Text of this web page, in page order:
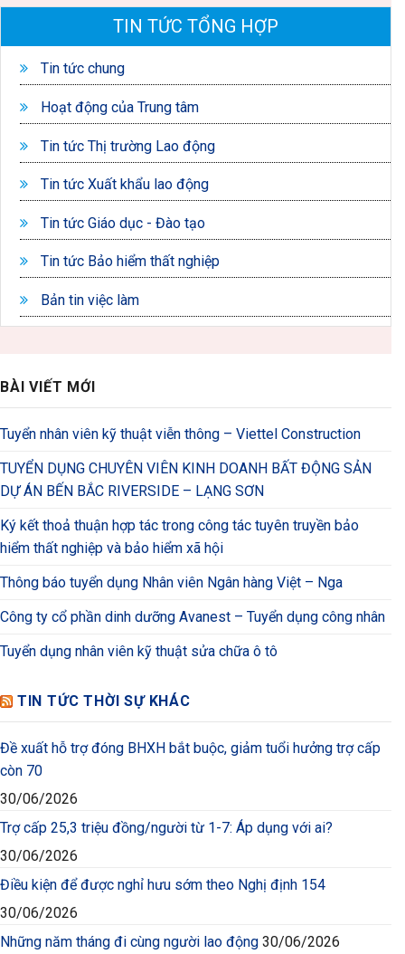
TIN TỨC TỔNG HỢP
Tin tức chung
Hoạt động của Trung tâm
Tin tức Thị trường Lao động
Tin tức Xuất khẩu lao động
Tin tức Giáo dục - Đào tạo
Tin tức Bảo hiểm thất nghiệp
Bản tin việc làm
BÀI VIẾT MỚI
Tuyển nhân viên kỹ thuật viễn thông – Viettel Construction
TUYỂN DỤNG CHUYÊN VIÊN KINH DOANH BẤT ĐỘNG SẢN
DỰ ÁN BẾN BẮC RIVERSIDE – LẠNG SƠN
Ký kết thoả thuận hợp tác trong công tác tuyên truyền bảo
hiểm thất nghiệp và bảo hiểm xã hội
Thông báo tuyển dụng Nhân viên Ngân hàng Việt – Nga
Công ty cổ phần dinh dưỡng Avanest – Tuyển dụng công nhân
Tuyển dụng nhân viên kỹ thuật sửa chữa ô tô
TIN TỨC THỜI SỰ KHÁC
Đề xuất hỗ trợ đóng BHXH bắt buộc, giảm tuổi hưởng trợ cấp
còn 70
30/06/2026
Trợ cấp 25,3 triệu đồng/người từ 1-7: Áp dụng với ai?
30/06/2026
Điều kiện để được nghỉ hưu sớm theo Nghị định 154
30/06/2026
Những năm tháng đi cùng người lao động 30/06/2026